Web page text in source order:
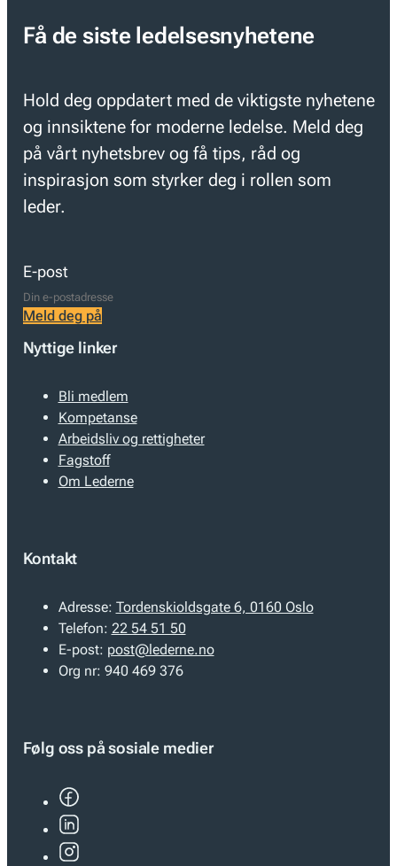
Få de siste ledelsesnyhetene
Hold deg oppdatert med de viktigste nyhetene
og innsiktene for moderne ledelse. Meld deg
på vårt nyhetsbrev og få tips, råd og
inspirasjon som styrker deg i rollen som
leder.
E-post
Meld deg på
Nyttige linker
Bli medlem
Kompetanse
Arbeidsliv og rettigheter
Fagstoff
Om Lederne
Kontakt
Adresse: Tordenskioldsgate 6, 0160 Oslo
Telefon: 22 54 51 50
E-post: post@lederne.no
Org nr: 940 469 376
Følg oss på sosiale medier